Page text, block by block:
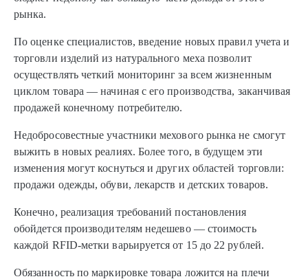
рынка.
По оценке специалистов, введение новых правил учета и
торговли изделий из натурального меха позволит
осуществлять четкий мониторинг за всем жизненным
циклом товара — начиная с его производства, заканчивая
продажей конечному потребителю.
Недобросовестные участники мехового рынка не смогут
выжить в новых реалиях. Более того, в будущем эти
изменения могут коснуться и других областей торговли:
продажи одежды, обуви, лекарств и детских товаров.
Конечно, реализация требований постановления
обойдется производителям недешево — стоимость
каждой RFID-метки варьируется от 15 до 22 рублей.
Обязанность по маркировке товара ложится на плечи